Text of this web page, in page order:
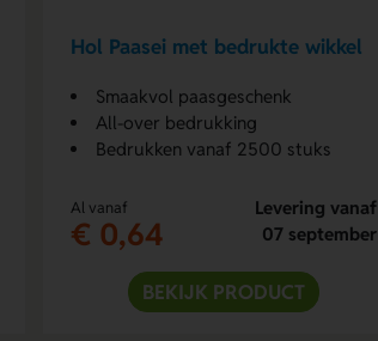
Hol Paasei met bedrukte wikkel
Smaakvol paasgeschenk
All-over bedrukking
Bedrukken vanaf 2500 stuks
Al vanaf
€ 0,64
Levering vanaf
07 september
BEKIJK PRODUCT